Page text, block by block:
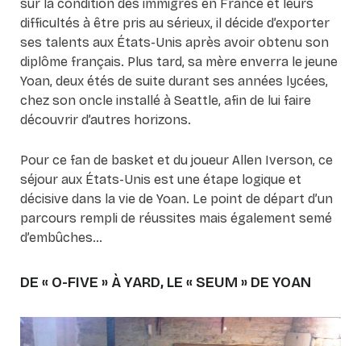
sur la condition des immigrés en France et leurs
difficultés à être pris au sérieux, il décide d’exporter
ses talents aux États-Unis après avoir obtenu son
diplôme français. Plus tard, sa mère enverra le jeune
Yoan, deux étés de suite durant ses années lycées,
chez son oncle installé à Seattle, afin de lui faire
découvrir d’autres horizons.
Pour ce fan de basket et du joueur Allen Iverson, ce
séjour aux États-Unis est une étape logique et
décisive dans la vie de Yoan. Le point de départ d’un
parcours rempli de réussites mais également semé
d’embûches…
DE « O-FIVE » À YARD, LE « SEUM » DE YOAN